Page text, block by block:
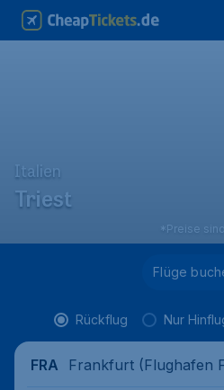
Italien
Triest
*Preise
Flüge
Rückflug Nur
FRA
Frankfurt (Flughafen